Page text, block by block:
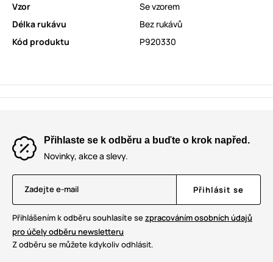
Vzor
Se vzorem
Délka rukávu
Bez rukávů
Kód produktu
P920330
Přihlaste se k odběru a buďte o krok napřed.
Novinky, akce a slevy.
Zadejte e-mail Přihlásit se
Přihlášením k odběru souhlasíte sezpracováním osobních údajů
pro účely odběru newsletteru
Z odběru se můžete kdykoliv odhlásit.